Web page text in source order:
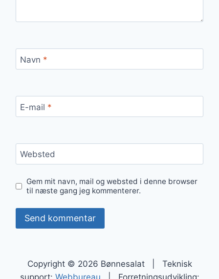
Navn *
E-mail *
Websted
Gem mit navn, mail og websted i denne browser
til næste gang jeg kommenterer.
Copyright © 2026 Bønnesalat | Teknisk